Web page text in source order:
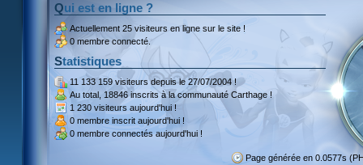
Qui est en ligne ?
Actuellement 25 visiteurs en ligne sur le site !
0 membre connecté.
Statistiques
11 133 159 visiteursdepuis le 27/07/2004 !
Au total, 18846 inscritsà la communauté Carthage !
1 230 visiteurs aujourd'hui !
0 membre inscrit aujourd'hui !
0 membre connectés aujourd'hui !
Page générée en 0.0577s